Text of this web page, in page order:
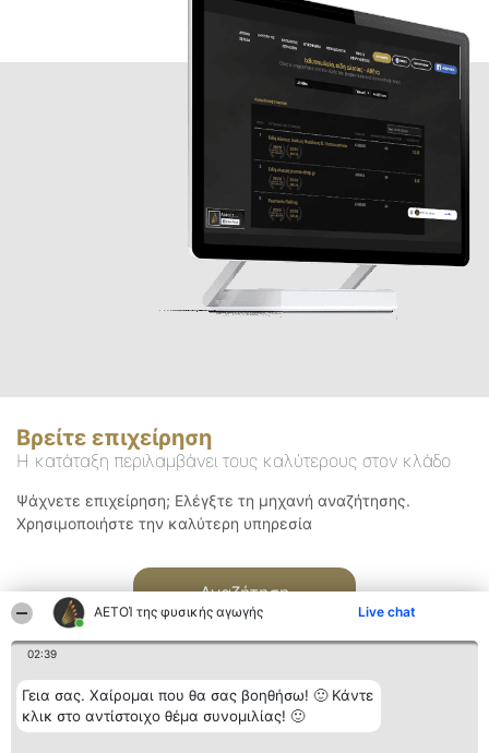
ΑΕΤΟΊ της φυσικής αγωγής Live chat
02:39
Γεια σας. Χαίρομαι που θα σας βοηθήσω! 🙂 Κάντε
κλικ στο αντίστοιχο θέμα συνομιλίας! 🙂
Βρείτε επιχείρηση
Η κατάταξη περιλαμβάνει τους καλύτερους στον κλάδο
Ψάχνετε επιχείρηση; Ελέγξτε τη μηχανή αναζήτησης.
Χρησιμοποιήστε την καλύτερη υπηρεσία
Αναζήτηση